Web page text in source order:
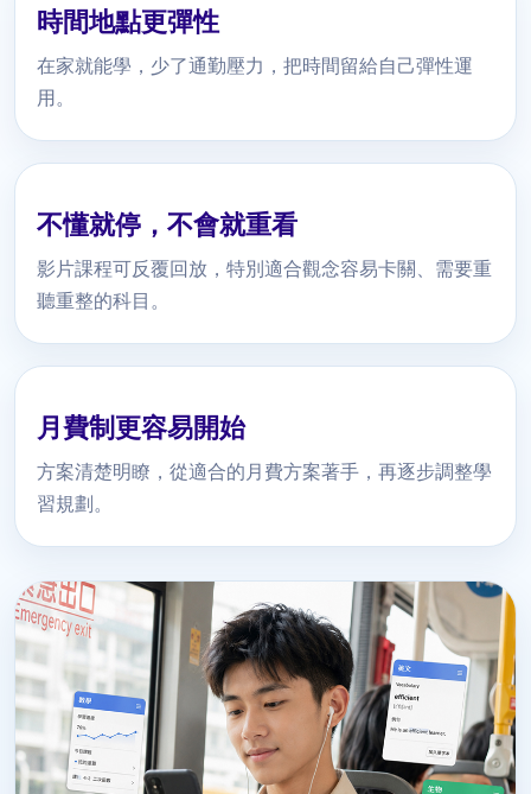
時間地點更彈性
在家就能學，少了通勤壓力，把時間留給自己彈性運
用。
不懂就停，不會就重看
影片課程可反覆回放，特別適合觀念容易卡關、需要重
聽重整的科目。
月費制更容易開始
方案清楚明瞭，從適合的月費方案著手，再逐步調整學
習規劃。